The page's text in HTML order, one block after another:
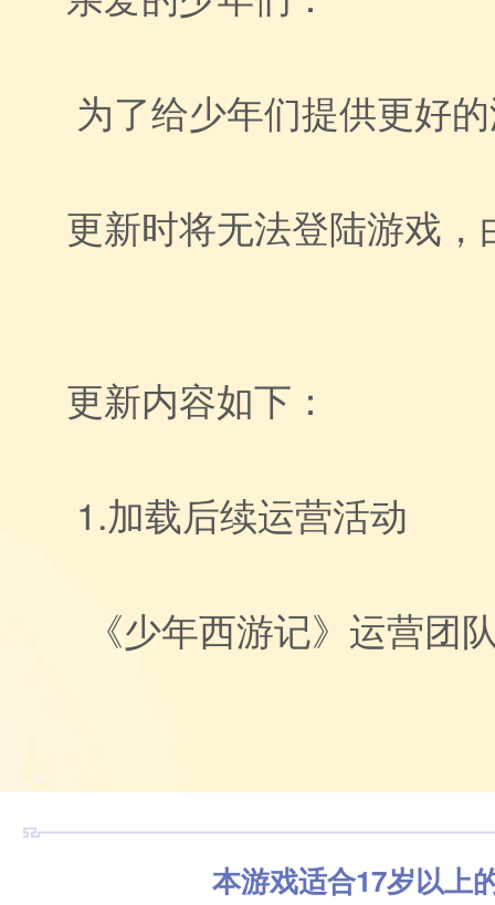
为了给少年们提供更好
更新时将无法登陆游戏
更新内容如下：
1.加载后续运营活动
《少年西游记》运营团
本游戏适合17岁以上